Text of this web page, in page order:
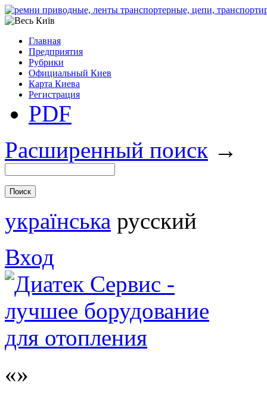
Главная
Предприятия
Рубрики
Официальный Киев
Карта Киева
Регистрация
PDF
Расширенный поиск →
українська русский
Вход